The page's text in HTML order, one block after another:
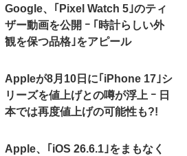
来の｢収益分配｣は廃止
Google、｢Pixel Watch 5｣のティ
ザー動画を公開 ｰ ｢時計らしい外
観を保つ品格｣をアピール
Appleが8月10日に｢iPhone 17｣シ
リーズを値上げとの噂が浮上 ｰ 日
本では再度値上げの可能性も?!
Apple、｢iOS 26.6.1｣をまもなく